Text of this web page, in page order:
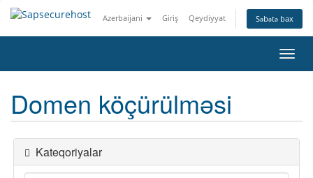
Azerbaijani Giriş Qeydiyyat Səbətə bax
keçid
Domen köçürülməsi
Kateqoriyalar